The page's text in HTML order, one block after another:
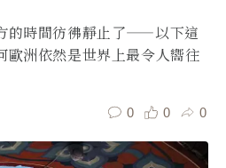
的時間彷彿靜止了——以下這
歐洲依然是世界上最令人嚮往
0 0 0